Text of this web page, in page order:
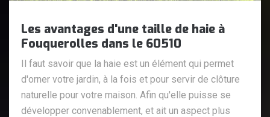
Les avantages d'une taille de haie à
Fouquerolles dans le 60510
Il faut savoir que la haie est un élément qui permet
d'orner votre jardin, à la fois et pour servir de clôture
naturelle pour votre maison. Afin qu'elle puisse se
développer convenablement, et ait un aspect plus